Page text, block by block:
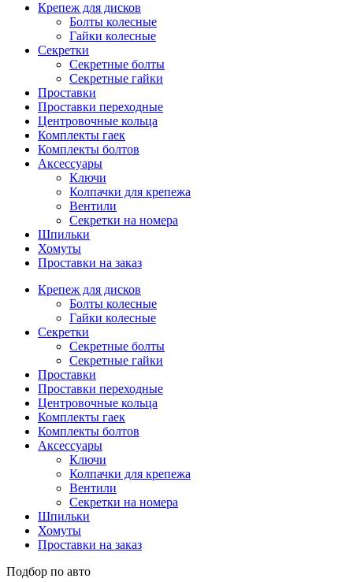
Крепеж для дисков
Болты колесные
Гайки колесные
Секретки
Секретные болты
Секретные гайки
Проставки
Проставки переходные
Центровочные кольца
Комплекты гаек
Комплекты болтов
Аксессуары
Ключи
Колпачки для крепежа
Вентили
Секретки на номера
Шпильки
Хомуты
Проставки на заказ
Крепеж для дисков
Болты колесные
Гайки колесные
Секретки
Секретные болты
Секретные гайки
Проставки
Проставки переходные
Центровочные кольца
Комплекты гаек
Комплекты болтов
Аксессуары
Ключи
Колпачки для крепежа
Вентили
Секретки на номера
Шпильки
Хомуты
Проставки на заказ
Подбор по авто